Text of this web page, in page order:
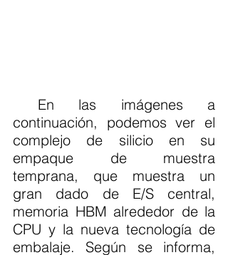
continuación, podemos ver el
complejo de silicio en su
empaque de muestra
temprana, que muestra un
gran dado de E/S central,
memoria HBM alrededor de la
CPU y la nueva tecnología de
embalaje. Según se informa,